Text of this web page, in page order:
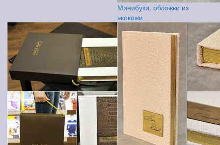
Минибуки, обложки из
экокожи